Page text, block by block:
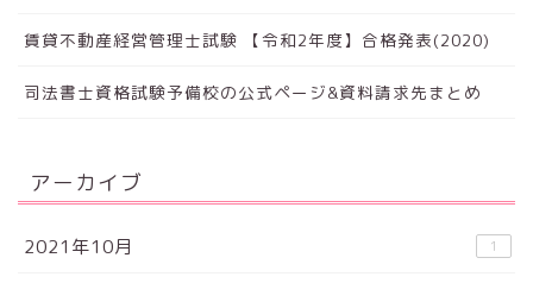
賃貸不動産経営管理士試験 【令和2年度】合格発表(2020)
司法書士資格試験予備校の公式ページ&資料請求先まとめ
アーカイブ
2021年10月 1